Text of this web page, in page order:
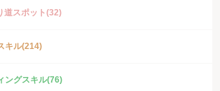
道スポット(32)
キル(214)
ングスキル(76)